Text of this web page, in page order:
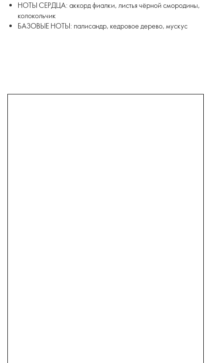
НОТЫ СЕРДЦА: аккорд фиалки, листья чёрной смородины,
колокольчик
БАЗОВЫЕ НОТЫ: палисандр, кедровое дерево, мускус